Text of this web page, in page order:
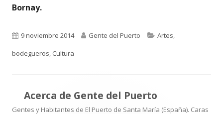
Bornay.
Publicado
el
9 noviembre 2014 Autor
Gente del Puerto Categorías
Artes,
bodegueros, Cultura
Acerca de Gente del Puerto
Gentes y Habitantes de El Puerto de Santa María (España). Caras